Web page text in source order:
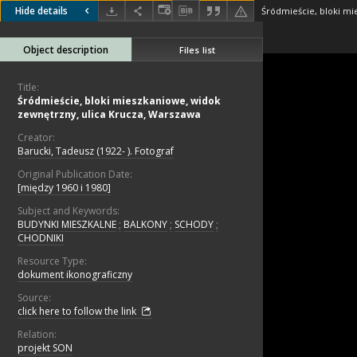
Hide details
Object description Files list
Title:
Śródmieście, bloki mieszkaniowe, widok
zewnętrzny, ulica Krucza, Warszawa
Creator:
Barucki, Tadeusz (1922- ). Fotograf
Original Publication Date:
[między 1960 i 1980]
Subject and Keywords:
BUDYNKI MIESZKALNE ; BALKONY ; SCHODY ;
CHODNIKI
Resource Type:
dokument ikonograficzny
Source:
click here to follow the link
Relation:
projekt SON